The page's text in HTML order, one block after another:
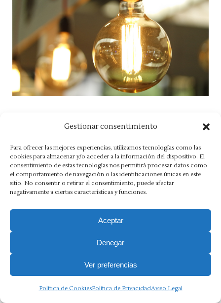
Gestionar consentimiento
Para ofrecer las mejores experiencias, utilizamos tecnologías como las
cookies para almacenar y/o acceder a la información del dispositivo. El
consentimiento de estas tecnologías nos permitirá procesar datos como
el comportamiento de navegación o las identificaciones únicas en este
sitio. No consentir o retirar el consentimiento, puede afectar
negativamente a ciertas características y funciones.
Aceptar
Denegar
Ver preferencias
Política de CookiesPolítica de PrivacidadAviso Legal
Canal Ético
Copyright 2025 Ⓒ Asesoria Morlán. Todos los derechos
reservados.